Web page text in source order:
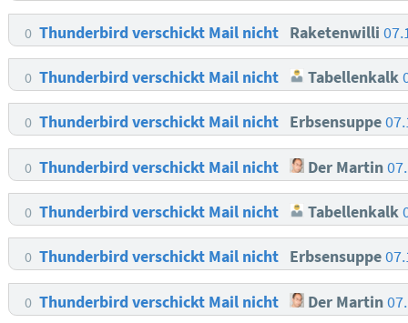
0 Thunderbird verschickt Mail nicht Raketenwilli
0 Thunderbird verschickt Mail nicht Tabellenkalk
0 Thunderbird verschickt Mail nicht Erbsensuppe
0 Thunderbird verschickt Mail nicht Der Martin
0 Thunderbird verschickt Mail nicht Tabellenkalk
0 Thunderbird verschickt Mail nicht Erbsensuppe
0 Thunderbird verschickt Mail nicht Der Martin